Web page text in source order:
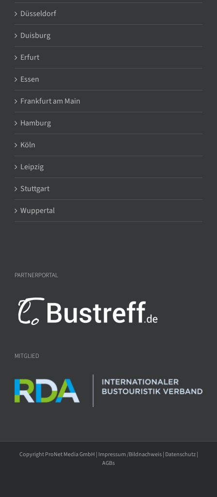
Düsseldorf
Duisburg
Erfurt
Essen
Frankfurt am Main
Hamburg
Köln
Leipzig
Stuttgart
Wuppertal
PARTNERPORTAL
MITGLIED
Copyright ProNet Media GmbH | Impressum /Bildnachweis| Datenschutz|
AGBs